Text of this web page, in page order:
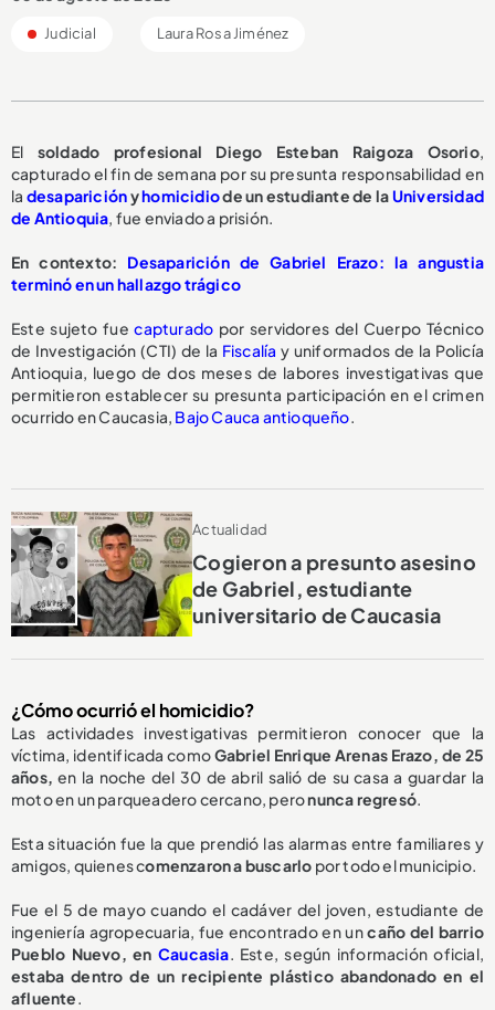
Judicial Laura Rosa Jiménez
El soldado profesional Diego Esteban Raigoza Osorio,
capturado el fin de semana por su presunta responsabilidad en
la desapariciónyhomicidiode un estudiante de laUniversidad
de Antioquia, fue enviado a prisión.
En contexto: Desaparición de Gabriel Erazo: la angustia
terminó en un hallazgo trágico
Este sujeto fuecapturado por servidores del Cuerpo Técnico
de Investigación (CTI) de la Fiscalía y uniformados de la Policía
Antioquia, luego de dos meses de labores investigativas que
permitieron establecer su presunta participación en el crimen
ocurrido en Caucasia, Bajo Cauca antioqueño.
Actualidad
Cogieron a presunto asesino
de Gabriel, estudiante
universitario de Caucasia
¿Cómo ocurrió el homicidio?
Las actividades investigativas permitieron conocer que la
víctima, identificada comoGabriel Enrique Arenas Erazo, de 25
años, en la noche del 30 de abril salió de su casa a guardar la
moto en un parqueadero cercano, peronunca regresó.
Esta situación fue la que prendió las alarmas entre familiares y
amigos, quienes comenzaron a buscarlo por todo el municipio.
Fue el 5 de mayo cuando el cadáver del joven, estudiante de
ingeniería agropecuaria, fue encontrado en uncaño del barrio
Pueblo Nuevo, en Caucasia. Este, según información oficial,
estaba dentro de un recipiente plástico abandonado en el
afluente.